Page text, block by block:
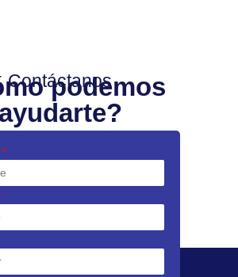
Contáctanos
podemos
ayudarte?